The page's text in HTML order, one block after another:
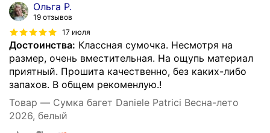
Ольга Р.
19 отзывов
17 июля
Достоинства: Классная сумочка. Несмотря на
размер, очень вместительная. На ощупь материал
приятный. Прошита качественно, без каких-либо
запахов. В общем рекоменлую.!
Товар — Сумка багет Daniele Patrici Весна-лето
2026, белый